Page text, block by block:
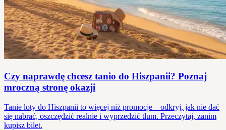
Czy naprawdę chcesz tanio do Hiszpanii? Poznaj
mroczną stronę okazji
Tanie loty do Hiszpanii to więcej niż promocje – odkryj, jak nie dać
się nabrać, oszczędzić realnie i wyprzedzić tłum. Przeczytaj, zanim
kupisz bilet.